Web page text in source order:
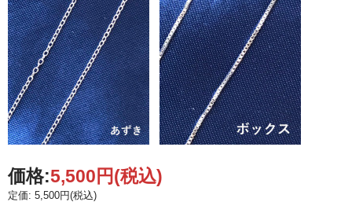
価格:5,500円(税込)
定価: 5,500円(税込)